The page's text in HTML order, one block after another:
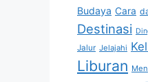
Budaya Cara
Destinasi
Jalur Jelajahi
Liburan